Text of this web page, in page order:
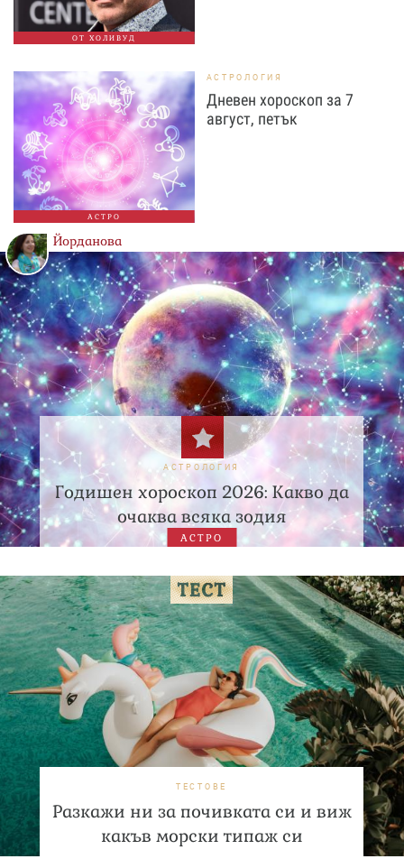
ОТ ХОЛИВУД
АСТРО
АСТРОЛОГИЯ
Дневен хороскоп за 7
август, петък
Йорданова
АСТРОЛОГИЯ
Годишен хороскоп 2026: Какво да
очаква всяка зодия
АСТРО
ТЕСТОВЕ
Разкажи ни за почивката си и виж
какъв морски типаж си